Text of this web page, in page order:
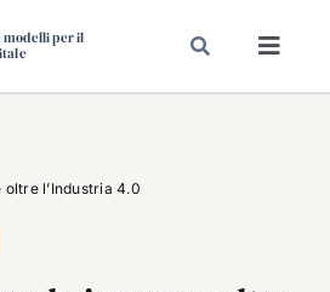
modelli per il
l’Industria 4.0